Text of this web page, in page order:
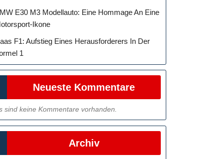
E30 M3 Modellauto: Eine Hommage An Eine
Ikone
F1: Aufstieg Eines Herausforderers In Der
1
Neueste Kommentare
sind keine Kommentare vorhanden.
Archiv